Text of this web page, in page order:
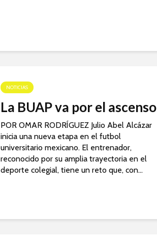
NOTICIAS
La BUAP va por el ascenso
POR OMAR RODRÍGUEZ Julio Abel Alcázar
inicia una nueva etapa en el futbol
universitario mexicano. El entrenador,
reconocido por su amplia trayectoria en el
deporte colegial, tiene un reto que, con...